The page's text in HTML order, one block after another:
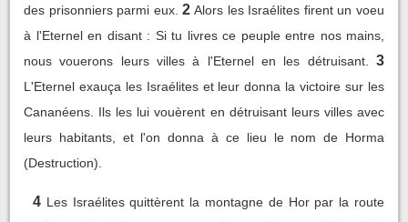
des prisonniers parmi eux. 2 Alors les Israélites firent un voeu
à l'Eternel en disant : Si tu livres ce peuple entre nos mains,
nous vouerons leurs villes à l'Eternel en les détruisant.
3
L'Eternel exauça les Israélites et leur donna la victoire sur les
Cananéens. Ils les lui vouèrent en détruisant leurs villes avec
leurs habitants, et l'on donna à ce lieu le nom de Horma
(Destruction).
4 Les Israélites quittèrent la montagne de Hor par la route